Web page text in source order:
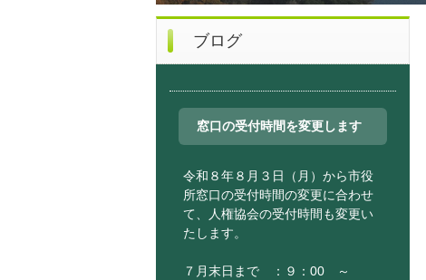
ブログ
窓口の受付時間を変更します
令和８年８月３日（月）から市役
所窓口の受付時間の変更に合わせ
て、人権協会の受付時間も変更い
たします。
７月末日まで ：９：00 ～